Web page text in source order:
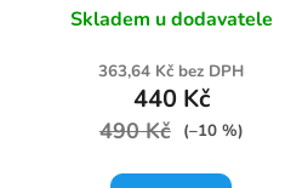
Skladem u dodavatele
363,64 Kč bez DPH
440 Kč
490 Kč (–10 %)